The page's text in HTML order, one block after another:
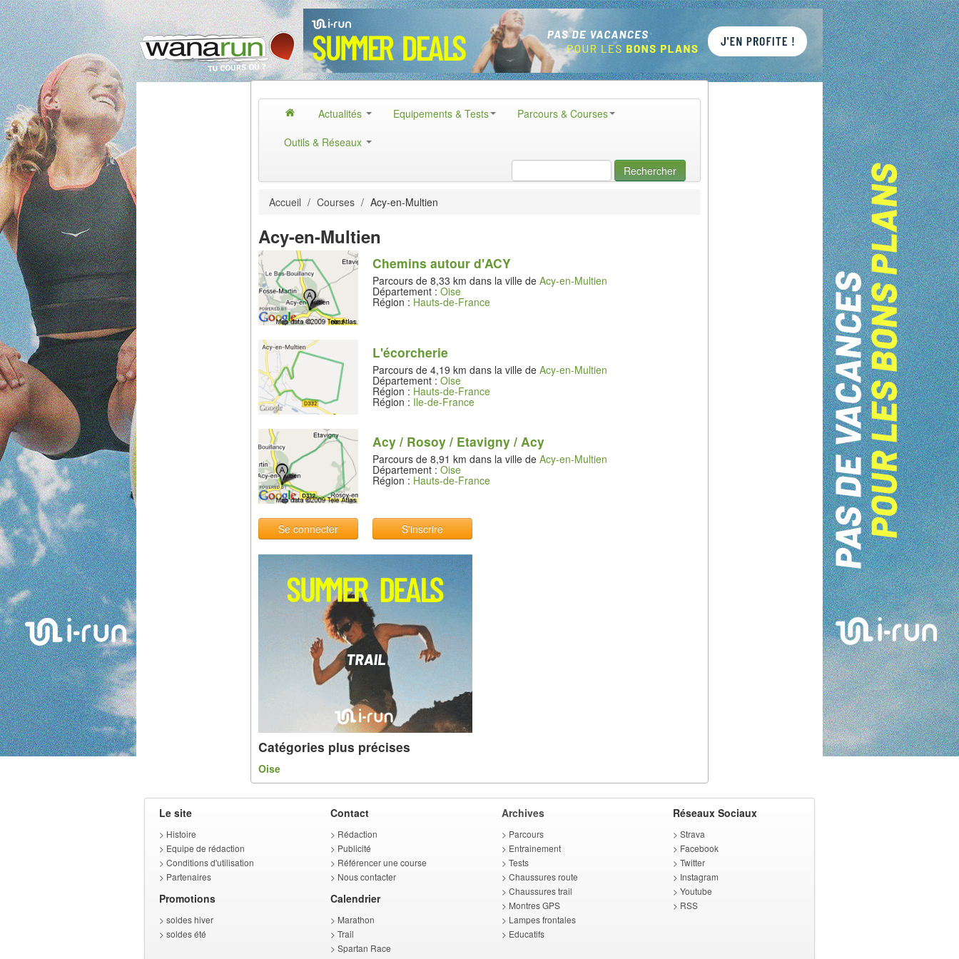
Actualités Equipements & Tests
Parcours & Courses
Outils & Réseaux
Rechercher
Accueil / Courses / Acy-en-Multien
Acy-en-Multien
Chemins autour d'ACY
Parcours de 8,33 km dans la ville de Acy-en-Multien
Département : Oise
Région : Hauts-de-France
L'écorcherie
Parcours de 4,19 km dans la ville de Acy-en-Multien
Département : Oise
Région : Hauts-de-France
Région : Ile-de-France
Acy / Rosoy / Etavigny / Acy
Parcours de 8,91 km dans la ville de Acy-en-Multien
Département : Oise
Région : Hauts-de-France
Se connecter S'inscrire
Catégories plus précises
Oise
Le site
> Histoire
> Equipe de rédaction
> Conditions d'utilisation
> Partenaires
Promotions
> soldes hiver
> soldes été
Contact
> Rédaction
> Publicité
> Référencer une course
> Nous contacter
Calendrier
> Marathon
> Trail
> Spartan Race
Archives
> Parcours
> Entrainement
> Tests
> Chaussures route
> Chaussures trail
> Montres GPS
> Lampes frontales
> Educatifs
Réseaux Sociaux
> Strava
> Facebook
> Twitter
> Instagram
> Youtube
> RSS